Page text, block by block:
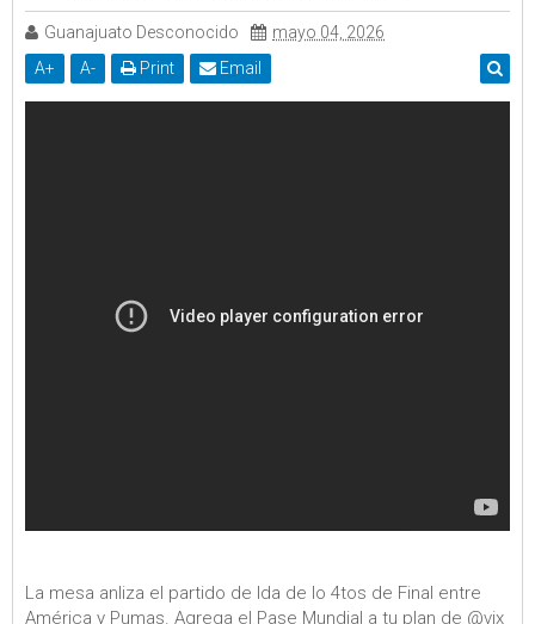
Guanajuato Desconocido
mayo 04, 2026
A+ A- Print Email
La mesa anliza el partido de Ida de lo 4tos de Final entre
América y Pumas. Agrega el Pase Mundial a tu plan de @vix